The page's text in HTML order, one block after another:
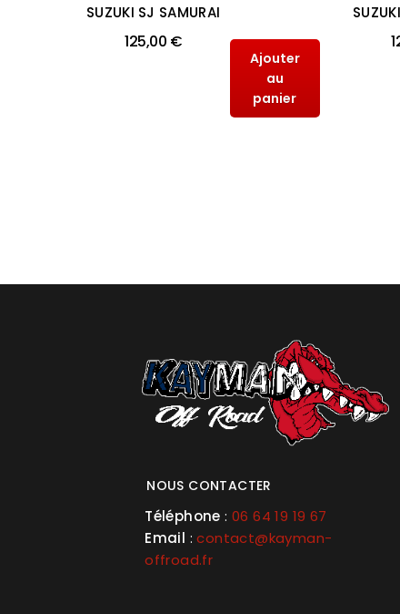
SUZUKI SJ SAMURAI
125,00 €
Ajouter
au
panier
NOUS CONTACTER
Téléphone : 06 64 19 19 67
Email :contact@kayman-
offroad.fr